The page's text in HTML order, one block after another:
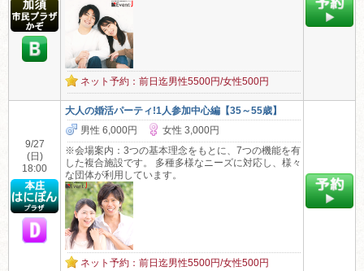
ネット予約：前日迄男性5500円/女性500円
9/27
(日)
18:00
大人の婚活パーティ!1人参加中心編【35～55歳】
男性 6,000円
女性 3,000円
※会場案内：3つの基本理念をもとに、7つの機能を有
した複合施設です。 多種多様なニーズに対応し、様々
な団体が利用しています。
ネット予約：前日迄男性5500円/女性500円